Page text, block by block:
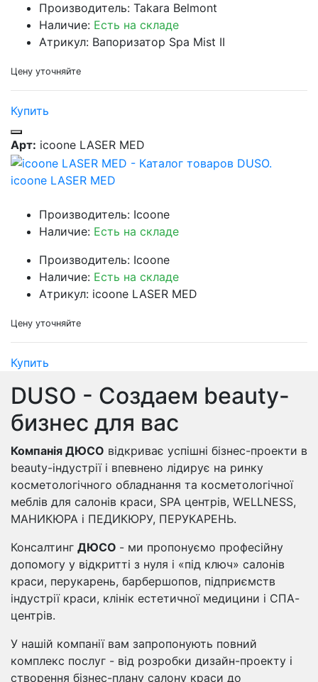
Производитель: Takara Belmont
Наличие: Есть на складе
Атрикул: Вапоризатор Spa Mist II
Цену уточняйте
Купить
Арт: icoone LASER MED
icoone LASER MED
Производитель: Icoone
Наличие: Есть на складе
Производитель: Icoone
Наличие: Есть на складе
Атрикул: icoone LASER MED
Цену уточняйте
Купить
DUSO - Создаем beauty-
бизнес для вас
Компанія ДЮСО відкриває успішні бізнес-проекти в
beauty-індустрії і впевнено лідирує на ринку
косметологічного обладнання та косметологічної
меблів для салонів краси, SPA центрів, WELLNESS,
МАНИКЮРА і ПЕДИКЮРУ, ПЕРУКАРЕНЬ.
Консалтинг ДЮСО - ми пропонуємо професійну
допомогу у відкритті з нуля і «під ключ» салонів
краси, перукарень, барбершопов, підприємств
індустрії краси, клінік естетичної медицини і СПА-
центрів.
У нашій компанії вам запропонують повний
комплекс послуг - від розробки дизайн-проекту і
створення бізнес-плану салону краси до